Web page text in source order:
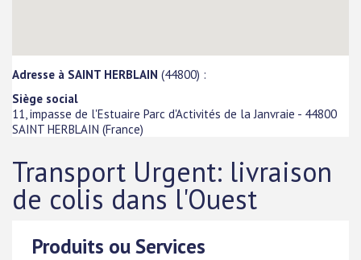
Adresse à SAINT HERBLAIN (44800) :
Siège social
11, impasse de l'Estuaire Parc d'Activités de la Janvraie - 44800
SAINT HERBLAIN (France)
Transport Urgent: livraison
de colis dans l'Ouest
Produits ou Services